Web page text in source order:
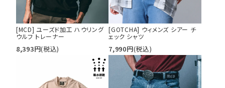
tune 絞り込んで検索する
[MCD] ユーズド加工 ハウリング
ウルフ トレーナー
8,393円(税込)
[GOTCHA] ウィメンズ シアー チ
ェック シャツ
7,990円(税込)